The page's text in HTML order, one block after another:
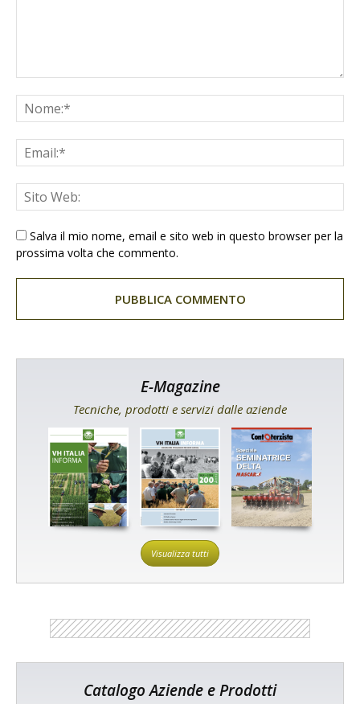
Salva il mio nome, email e sito web in questo browser per la
prossima volta che commento.
E-Magazine
Tecniche, prodotti e servizi dalle aziende
Visualizza tutti
Catalogo Aziende e Prodotti